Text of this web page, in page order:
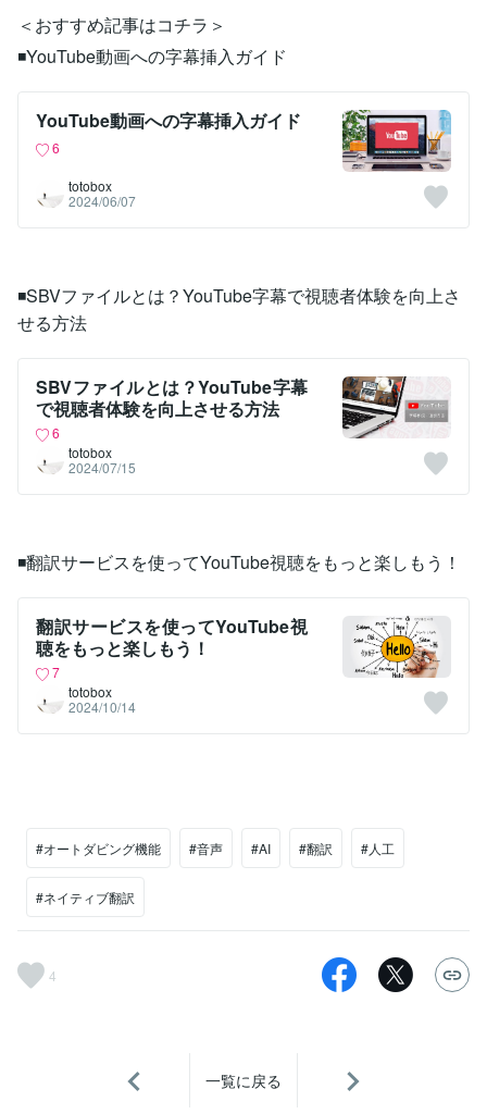
＜おすすめ記事はコチラ＞
◾️YouTube動画への字幕挿入ガイド
YouTube動画への字幕挿入ガイド
6
totobox
2024/06/07
◾️SBVファイルとは？YouTube字幕で視聴者体験を向上さ
せる方法
SBVファイルとは？YouTube字幕
で視聴者体験を向上させる方法
6
totobox
2024/07/15
◾️翻訳サービスを使ってYouTube視聴をもっと楽しもう！
翻訳サービスを使ってYouTube視
聴をもっと楽しもう！
7
totobox
2024/10/14
#オートダビング機能 #音声 #AI #翻訳 #人工
#ネイティブ翻訳
4
一覧に戻る